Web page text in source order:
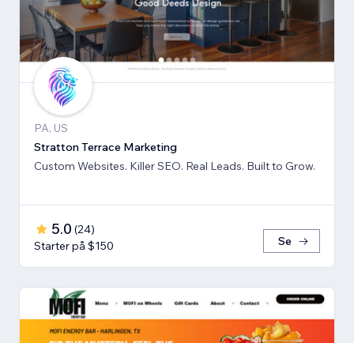
PA, US
Stratton Terrace Marketing
Custom Websites. Killer SEO. Real Leads. Built to Grow.
5.0 (24)
Starter på $150
Se